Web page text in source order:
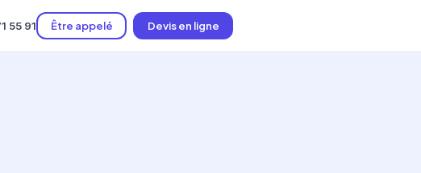
55 91 Être appelé Devis en ligne